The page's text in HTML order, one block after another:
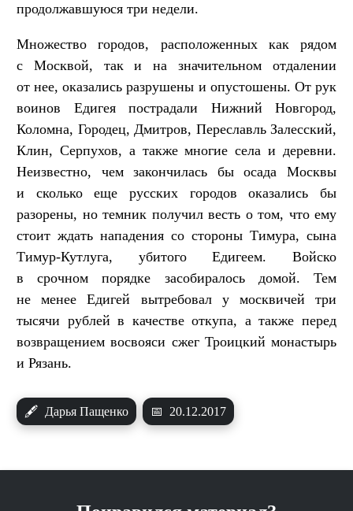
продолжавшуюся три недели.
Множество городов, расположенных как рядом
с Москвой, так и на значительном отдалении
от нее, оказались разрушены и опустошены. От рук
воинов Едигея пострадали Нижний Новгород,
Коломна, Городец, Дмитров, Переславль Залесский,
Клин, Серпухов, а также многие села и деревни.
Неизвестно, чем закончилась бы осада Москвы
и сколько еще русских городов оказались бы
разорены, но темник получил весть о том, что ему
стоит ждать нападения со стороны Тимура, сына
Тимур-Кутлуга, убитого Едигеем. Войско
в срочном порядке засобиралось домой. Тем
не менее Едигей вытребовал у москвичей три
тысячи рублей в качестве откупа, а также перед
возвращением восвояси сжег Троицкий монастырь
и Рязань.
🖋 Дарья Пащенко 📅 20.12.2017